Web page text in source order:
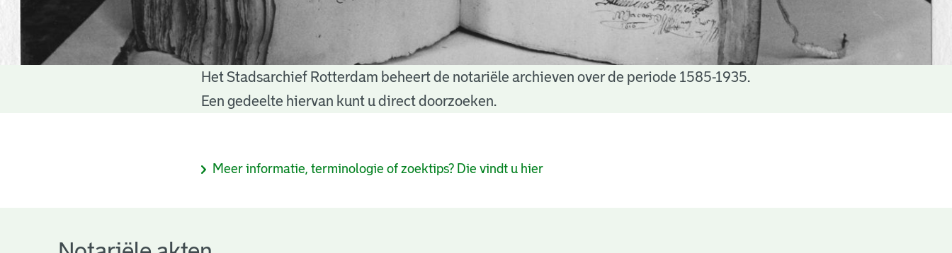
Het Stadsarchief Rotterdam beheert de notariële archieven over de periode 1585-1935.
Een gedeelte hiervan kunt u direct doorzoeken.
Informatiepagina's
archieven
Meer informatie, terminologie of zoektips? Die vindt u hier